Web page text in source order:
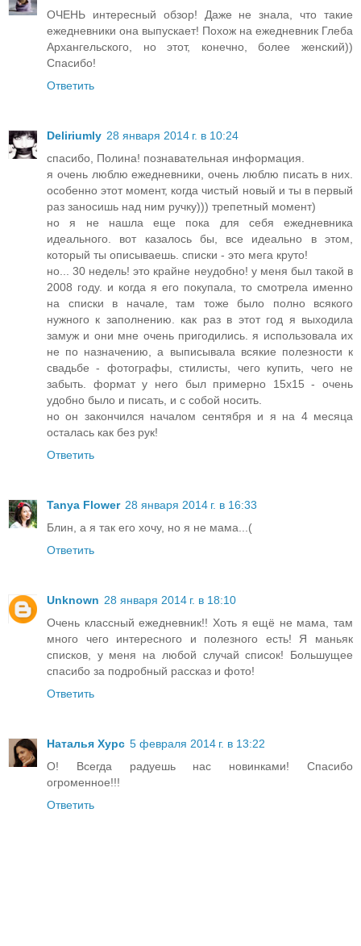
ОЧЕНЬ интересный обзор! Даже не знала, что такие
ежедневники она выпускает! Похож на ежедневник Глеба
Архангельского, но этот, конечно, более женский))
Спасибо!
Ответить
Deliriumly 28 января 2014 г. в 10:24
спасибо, Полина! познавательная информация.
я очень люблю ежедневники, очень люблю писать в них.
особенно этот момент, когда чистый новый и ты в первый
раз заносишь над ним ручку))) трепетный момент)
но я не нашла еще пока для себя ежедневника
идеального. вот казалось бы, все идеально в этом,
который ты описываешь. списки - это мега круто!
но... 30 недель! это крайне неудобно! у меня был такой в
2008 году. и когда я его покупала, то смотрела именно
на списки в начале, там тоже было полно всякого
нужного к заполнению. как раз в этот год я выходила
замуж и они мне очень пригодились. я использовала их
не по назначению, а выписывала всякие полезности к
свадьбе - фотографы, стилисты, чего купить, чего не
забыть. формат у него был примерно 15х15 - очень
удобно было и писать, и с собой носить.
но он закончился началом сентября и я на 4 месяца
осталась как без рук!
Ответить
Tanya Flower 28 января 2014 г. в 16:33
Блин, а я так его хочу, но я не мама...(
Ответить
Unknown 28 января 2014 г. в 18:10
Очень классный ежедневник!! Хоть я ещё не мама, там
много чего интересного и полезного есть! Я маньяк
списков, у меня на любой случай список! Большущее
спасибо за подробный рассказ и фото!
Ответить
Наталья Хурс 5 февраля 2014 г. в 13:22
О! Всегда радуешь нас новинками! Спасибо
огроменное!!!
Ответить